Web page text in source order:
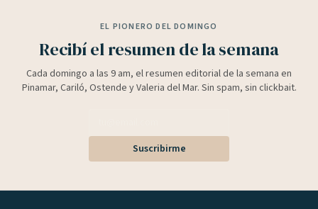
EL PIONERO DEL DOMINGO
Recibí el resumen de la semana
Cada domingo a las 9 am, el resumen editorial de la semana en
Pinamar, Cariló, Ostende y Valeria del Mar. Sin spam, sin clickbait.
Suscribirme